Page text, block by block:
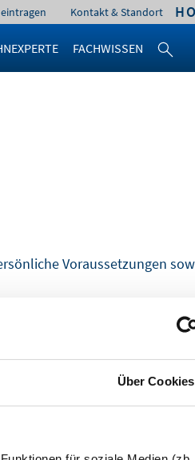
Über Cookies
Kontakt & Standort
FACHWISSEN
Voraussetzungen